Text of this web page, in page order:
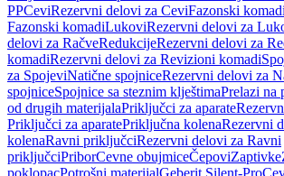
PPCeviRezervni delovi za CeviFazonski komadi
Fazonski komadiLukoviRezervni delovi za
delovi za RačveRedukcijeRezervni delovi za
komadiRezervni delovi za Revizioni komadi
za SpojeviNatične spojniceRezervni delovi za
spojniceSpojnice sa steznim klještimaPrelazi na
od drugih materijalaPriključci za aparate
Priključci za aparatePriključna kolenaRezervni
kolenaRavni priključciRezervni delovi za Ravni
priključciPriborCevne obujmiceČepoviZaptivke
poklopacPotrošni materijalGeberit Silent-Pro